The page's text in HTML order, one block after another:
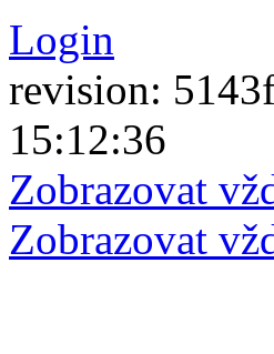
Login
revision:
15:12:36
Zobrazovat
Zobrazovat